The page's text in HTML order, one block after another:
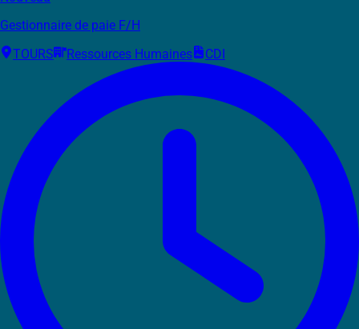
Gestionnaire de paie F/H
TOURS
Ressources Humaines CDI